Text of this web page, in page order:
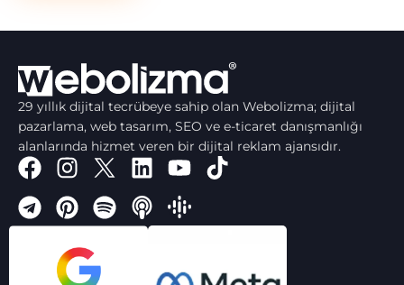
29 yıllık dijital tecrübeye sahip olan Webolizma; dijital
pazarlama, web tasarım, SEO ve e-ticaret danışmanlığı
alanlarında hizmet veren bir dijital reklam ajansıdır.